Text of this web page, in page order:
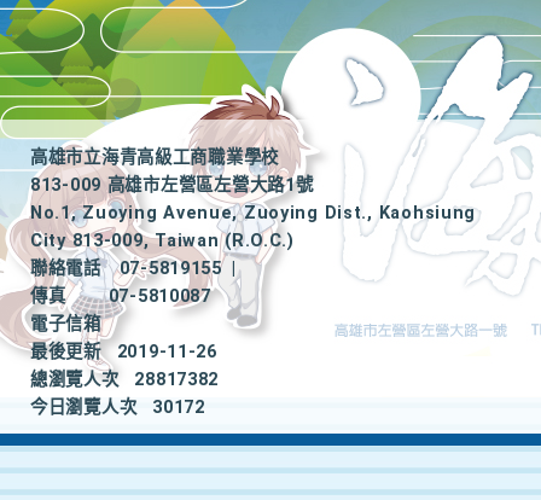
高雄市立海青高級工商職業學校
813-009 高雄市左營區左營大路1號
No.1, Zuoying Avenue, Zuoying Dist., Kaohsiung
City 813-009, Taiwan (R.O.C.)
聯絡電話
07-5819155
|
傳真
07-5810087
電子信箱
最後更新
2019-11-26
總瀏覽人次
28817382
今日瀏覽人次
30172